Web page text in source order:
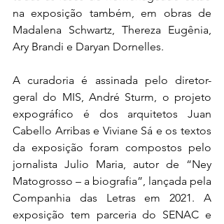
na exposição também, em obras de
Madalena Schwartz, Thereza Eugênia,
Ary Brandi e Daryan Dornelles.
A curadoria é assinada pelo diretor-
geral do MIS, André Sturm, o projeto
expográfico é dos arquitetos Juan
Cabello Arribas e Viviane Sá e os textos
da exposição foram compostos pelo
jornalista Julio Maria, autor de “Ney
Matogrosso – a biografia”, lançada pela
Companhia das Letras em 2021. A
exposição tem parceria do SENAC e